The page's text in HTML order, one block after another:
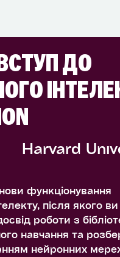
ДО
Harvard
функціонування
після якого ви
роботи з
навчання та
нейронних